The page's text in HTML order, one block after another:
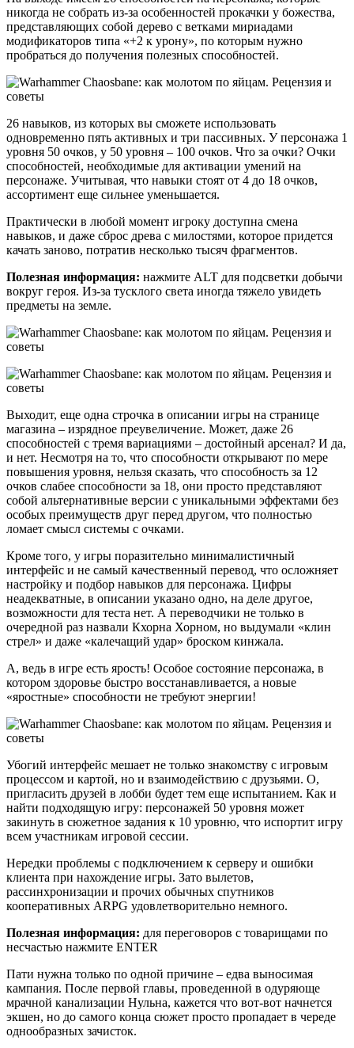
никогда не собрать из-за особенностей прокачки у божества,
представляющих собой дерево с ветками мириадами
модификаторов типа «+2 к урону», по которым нужно
пробраться до получения полезных способностей.
26 навыков, из которых вы сможете использовать
одновременно пять активных и три пассивных. У персонажа 1
уровня 50 очков, у 50 уровня – 100 очков. Что за очки? Очки
способностей, необходимые для активации умений на
персонаже. Учитывая, что навыки стоят от 4 до 18 очков,
ассортимент еще сильнее уменьшается.
Практически в любой момент игроку доступна смена
навыков, и даже сброс древа с милостями, которое придется
качать заново, потратив несколько тысяч фрагментов.
Полезная информация: нажмите ALT для подсветки добычи
вокруг героя. Из-за тусклого света иногда тяжело увидеть
предметы на земле.
Выходит, еще одна строчка в описании игры на странице
магазина – изрядное преувеличение. Может, даже 26
способностей с тремя вариациями – достойный арсенал? И да,
и нет. Несмотря на то, что способности открывают по мере
повышения уровня, нельзя сказать, что способность за 12
очков слабее способности за 18, они просто представляют
собой альтернативные версии с уникальными эффектами без
особых преимуществ друг перед другом, что полностью
ломает смысл системы с очками.
Кроме того, у игры поразительно минималистичный
интерфейс и не самый качественный перевод, что осложняет
настройку и подбор навыков для персонажа. Цифры
неадекватные, в описании указано одно, на деле другое,
возможности для теста нет. А переводчики не только в
очередной раз назвали Кхорна Хорном, но выдумали «клин
стрел» и даже «калечащий удар» броском кинжала.
А, ведь в игре есть ярость! Особое состояние персонажа, в
котором здоровье быстро восстанавливается, а новые
«яростные» способности не требуют энергии!
Убогий интерфейс мешает не только знакомству с игровым
процессом и картой, но и взаимодействию с друзьями. О,
пригласить друзей в лобби будет тем еще испытанием. Как и
найти подходящую игру: персонажей 50 уровня может
закинуть в сюжетное задания к 10 уровню, что испортит игру
всем участникам игровой сессии.
Нередки проблемы с подключением к серверу и ошибки
клиента при нахождение игры. Зато вылетов,
рассинхронизации и прочих обычных спутников
кооперативных ARPG удовлетворительно немного.
Полезная информация: для переговоров c товарищами по
несчастью нажмите ENTER
Пати нужна только по одной причине – едва выносимая
кампания. После первой главы, проведенной в одуряюще
мрачной канализации Нульна, кажется что вот-вот начнется
экшен, но до самого конца сюжет просто пропадает в череде
однообразных зачисток.